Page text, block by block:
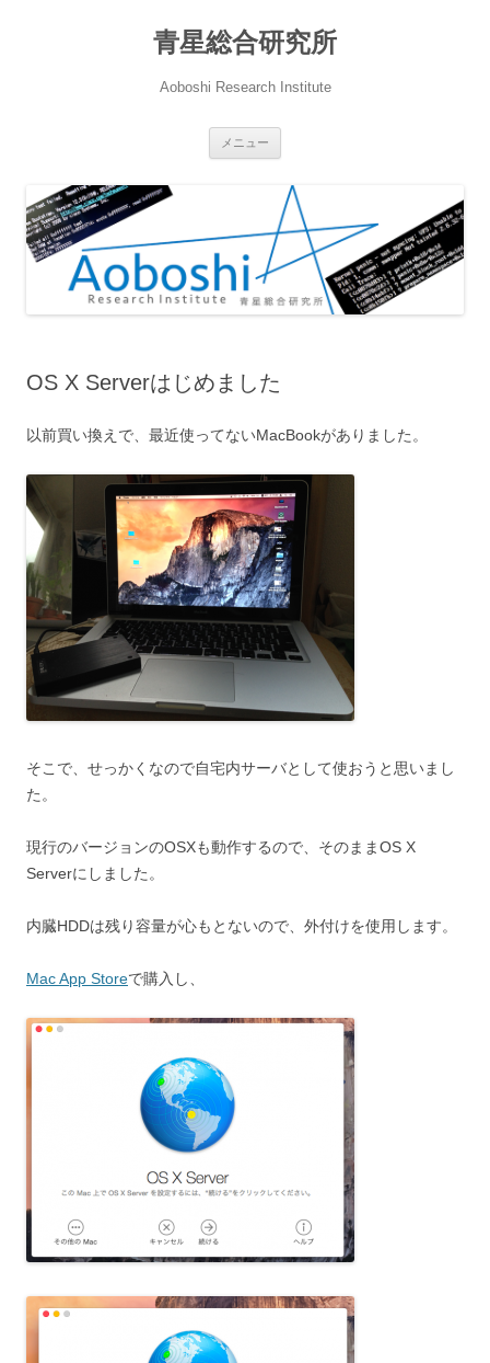
青星総合研究所
Aoboshi Research Institute
メニュー
ツ
へ
ス
ッ
プ
OS X Serverはじめました
以前買い換えで、最近使ってないMacBookがありました。
そこで、せっかくなので自宅内サーバとして使おうと思いまし
た。
現行のバージョンのOSXも動作するので、そのままOS X
Serverにしました。
内臓HDDは残り容量が心もとないので、外付けを使用します。
Mac App Storeで購入し、